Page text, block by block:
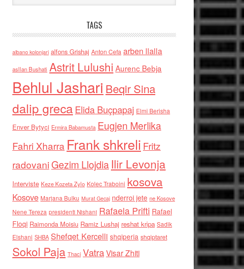
TAGS
albano kolonjari alfons Grishaj Anton Cefa arben llalla
asllan Bushati Astrit Lulushi Aurenc Bebja
Behlul Jashari Beqir Sina
dalip grecaElida Buçpapaj Elmi Berisha
Enver Bytyci Ermira Babamusta Eugjen Merlika
Fahri Xharra Frank shkreli Fritz
radovaniGezim Llojdia Ilir Levonja
Interviste Keze Kozeta Zylo Kolec Traboini kosova
Kosove Marjana Bulku Murat Gecaj nderroi jete ne Kosove
Nene Tereza presidenti Nishani Rafaela Prifti Rafael
Floqi Raimonda Moisiu Ramiz Lushaj reshat kripa Sadik
Elshani SHBA Shefqet Kercelli shqiperia shqiptaret
Sokol Paja Thaci VatraVisar Zhiti